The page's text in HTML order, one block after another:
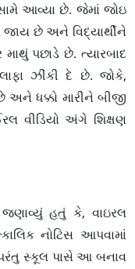
આવ્યા છે. જેમાં જોઇ
જાય છે અને વિદ્યાર્થીને
માથું પછાડે છે. ત્યારબાદ
ઝીંકી દે છે. જોકે,
અને ધક્કો મારીને બીજી
વીડિયો અંગે શિક્ષણ
જણાવ્યું હતું કે, વાઇરલ
નોટિસ આપવામાં
સ્કૂલ પાસે આ બનાવ